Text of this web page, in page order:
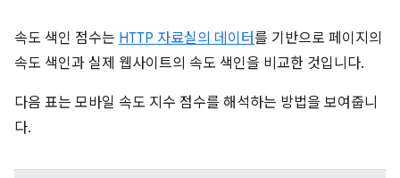
속도 색인 점수는 HTTP 자료실의 데이터를 기반으로 페이지의
속도 색인과 실제 웹사이트의 속도 색인을 비교한 것입니다.
다음 표는 모바일 속도 지수 점수를 해석하는 방법을 보여줍니
다.